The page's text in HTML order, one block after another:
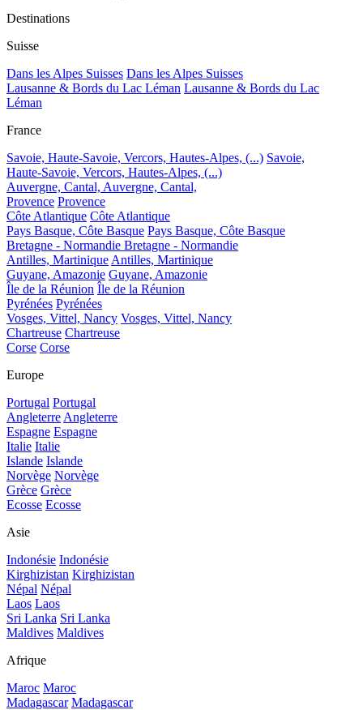
Destinations
Suisse
Dans les Alpes Suisses Dans les Alpes Suisses
Lausanne & Bords du Lac Léman Lausanne & Bords du Lac
Léman
France
Savoie, Haute-Savoie, Vercors, Hautes-Alpes, (...) Savoie,
Haute-Savoie, Vercors, Hautes-Alpes, (...)
Auvergne, Cantal, Auvergne, Cantal,
Provence Provence
Côte Atlantique Côte Atlantique
Pays Basque, Côte Basque Pays Basque, Côte Basque
Bretagne - Normandie Bretagne - Normandie
Antilles, Martinique Antilles, Martinique
Guyane, Amazonie Guyane, Amazonie
Île de la Réunion Île de la Réunion
Pyrénées Pyrénées
Vosges, Vittel, Nancy Vosges, Vittel, Nancy
Chartreuse Chartreuse
Corse Corse
Europe
Portugal Portugal
Angleterre Angleterre
Espagne Espagne
Italie Italie
Islande Islande
Norvège Norvège
Grèce Grèce
Ecosse Ecosse
Asie
Indonésie Indonésie
Kirghizistan Kirghizistan
Népal Népal
Laos Laos
Sri Lanka Sri Lanka
Maldives Maldives
Afrique
Maroc Maroc
Madagascar Madagascar